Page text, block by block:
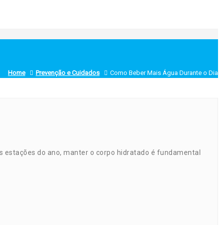
Home Prevenção e Cuidados Como Beber Mais Água Durante o Dia
estações do ano, manter o corpo hidratado é fundamental